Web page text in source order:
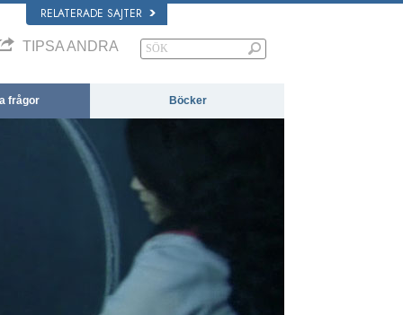
RELATERADE SAJTER
TIPSA ANDRA
frågor Böcker